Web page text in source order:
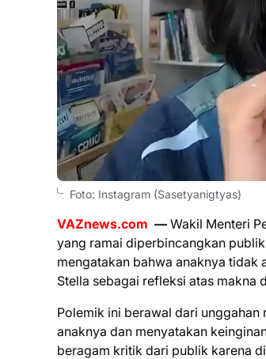
Foto: Instagram (Sasetyanigtyas)
VAZnews.com — Wakil Menteri
yang ramai diperbincangkan
mengatakan bahwa anaknya tidak
Stella sebagai refleksi atas makna
Polemik ini berawal dari unggahan
anaknya dan menyatakan
beragam kritik dari publik karena